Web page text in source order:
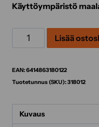
Käyttöympäristö
Ootrauskampasarja
määrä
Lisää
EAN:6414863180122
Tuotetunnus (SKU):318012
Kuvaus